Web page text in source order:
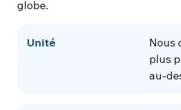
globe.
Unité
Nous
plus
au-